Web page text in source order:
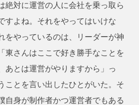
絶対に運営の人に会社を乗っ取ら
すよね。それをやってはいけな
をやっているのは、リーダーが神
東さんはここで好き勝手なことを
あとは運営がやりますから」っ
ことを言い出したひとがいた。そ
自身が制作者かつ運営者でもある